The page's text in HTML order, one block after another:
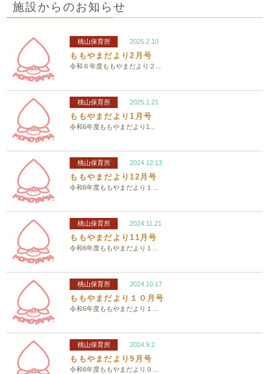
施設からのお知らせ
桃山保育所 2025.2.10
ももやまだより2月号
令和６年度ももやまだより２...
桃山保育所 2025.1.21
ももやまだより1月号
令和6年度ももやまだより1...
桃山保育所 2024.12.13
ももやまだより12月号
令和6年度ももやまだより１...
桃山保育所 2024.11.21
ももやまだより11月号
令和6年度ももやまだより１...
桃山保育所 2024.10.17
ももやまだより１０月号
令和6年度ももやまだより１...
桃山保育所 2024.9.2
ももやまだより9月号
令和6年度ももやまだより９...